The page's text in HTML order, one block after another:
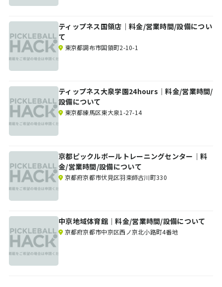
ティップネス国領店｜料金/営業時間/設備につい
て
東京都調布市国領町2-10-1
ティップネス大泉学園24hours｜料金/営業時間/
設備について
東京都練馬区東大泉1-27-14
京都ピックルボールトレーニングセンター｜料
金/営業時間/設備について
京都府京都市伏見区羽束師古川町330
中京地域体育館｜料金/営業時間/設備について
京都府京都市中京区西ノ京北小路町4番地